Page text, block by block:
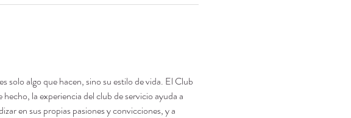
solo algo que hacen, sino su estilo de vida. El Club
la experiencia del club de servicio ayuda a
en sus propias pasiones y convicciones, y a